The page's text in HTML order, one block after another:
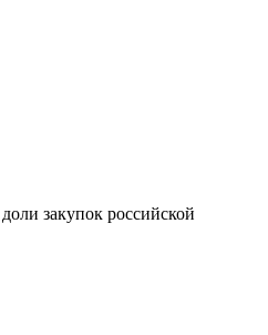
закупок российской